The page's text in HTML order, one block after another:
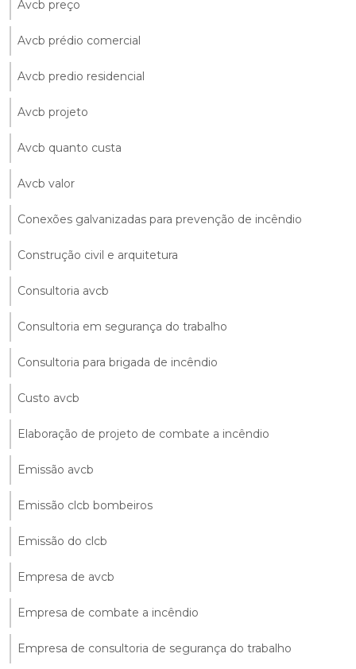
Avcb preço
Avcb prédio comercial
Avcb predio residencial
Avcb projeto
Avcb quanto custa
Avcb valor
Conexões galvanizadas para prevenção de incêndio
Construção civil e arquitetura
Consultoria avcb
Consultoria em segurança do trabalho
Consultoria para brigada de incêndio
Custo avcb
Elaboração de projeto de combate a incêndio
Emissão avcb
Emissão clcb bombeiros
Emissão do clcb
Empresa de avcb
Empresa de combate a incêndio
Empresa de consultoria de segurança do trabalho